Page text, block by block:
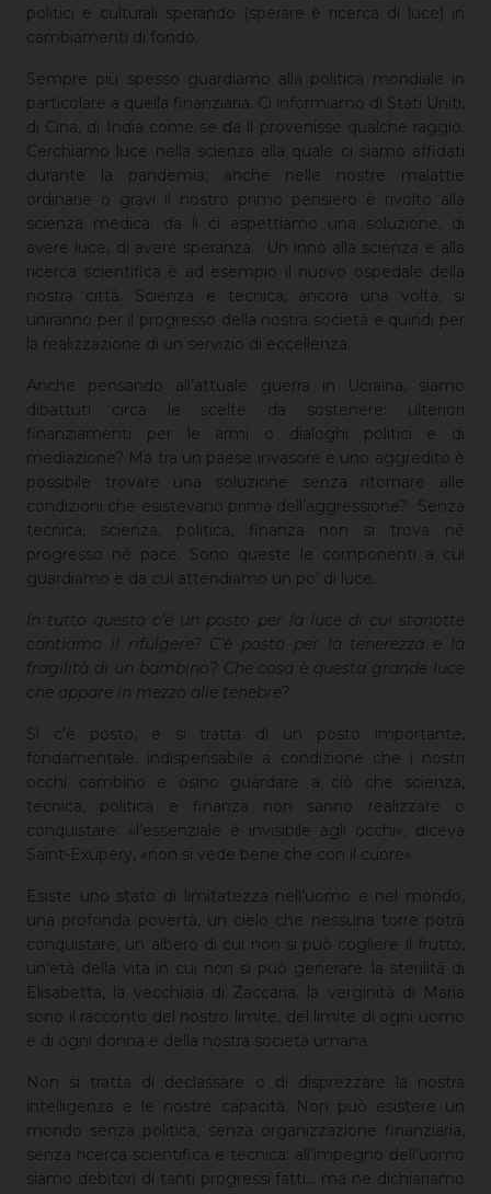
politici e culturali sperando (sperare è ricerca di luce) in
cambiamenti di fondo.
Sempre più spesso guardiamo alla politica mondiale in
particolare a quella finanziaria. Ci informiamo di Stati Uniti,
di Cina, di India come se da lì provenisse qualche raggio.
Cerchiamo luce nella scienza alla quale ci siamo affidati
durante la pandemia; anche nelle nostre malattie
ordinarie o gravi il nostro primo pensiero è rivolto alla
scienza medica: da lì ci aspettiamo una soluzione, di
avere luce, di avere speranza.
Un inno alla scienza e alla
ricerca scientifica è ad esempio il nuovo ospedale della
nostra città. Scienza e tecnica, ancora una volta, si
uniranno per il progresso della nostra società e quindi per
la realizzazione di un servizio di eccellenza.
Anche pensando all’attuale guerra in Ucraina, siamo
dibattuti circa le scelte da sostenere: ulteriori
finanziamenti per le armi o dialoghi politici e di
mediazione? Ma tra un paese invasore e uno aggredito è
possibile trovare una soluzione senza ritornare alle
condizioni che esistevano prima dell’aggressione?
Senza
tecnica, scienza, politica, finanza non si trova né
progresso né pace. Sono queste le componenti a cui
guardiamo e da cui attendiamo un po’ di luce.
In tutto questo c’è un posto per la luce di cui stanotte
cantiamo il rifulgere? C’è posto per la tenerezza e la
fragilità di un bambino? Che cosa è questa grande luce
che appare in mezzo alle tenebre?
Sì c’è posto, e si tratta di un posto importante,
fondamentale, indispensabile a condizione che i nostri
occhi cambino e osino guardare a ciò che scienza,
tecnica, politica e finanza non sanno realizzare o
conquistare: «l’essenziale è invisibile agli occhi», diceva
Saint-Exupery, «non si vede bene che con il cuore».
Esiste uno stato di limitatezza nell’uomo e nel mondo,
una profonda povertà, un cielo che nessuna torre potrà
conquistare, un albero di cui non si può cogliere il frutto,
un’età della vita in cui non si può generare: la sterilità di
Elisabetta, la vecchiaia di Zaccaria, la verginità di Maria
sono il racconto del nostro limite, del limite di ogni uomo
e di ogni donna e della nostra società umana.
Non si tratta di declassare o di disprezzare la nostra
intelligenza e le nostre capacità. Non può esistere un
mondo senza politica, senza organizzazione finanziaria,
senza ricerca scientifica e tecnica: all’impegno dell’uomo
siamo debitori di tanti progressi fatti… ma ne dichiariamo